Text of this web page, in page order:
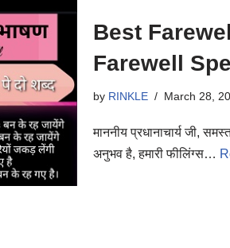
Best Farewell
Farewell
by RINKLE March 28,
माननीय प्रधानाचार्य जी,
अनुभव है, हमारी फीलिंग्स…